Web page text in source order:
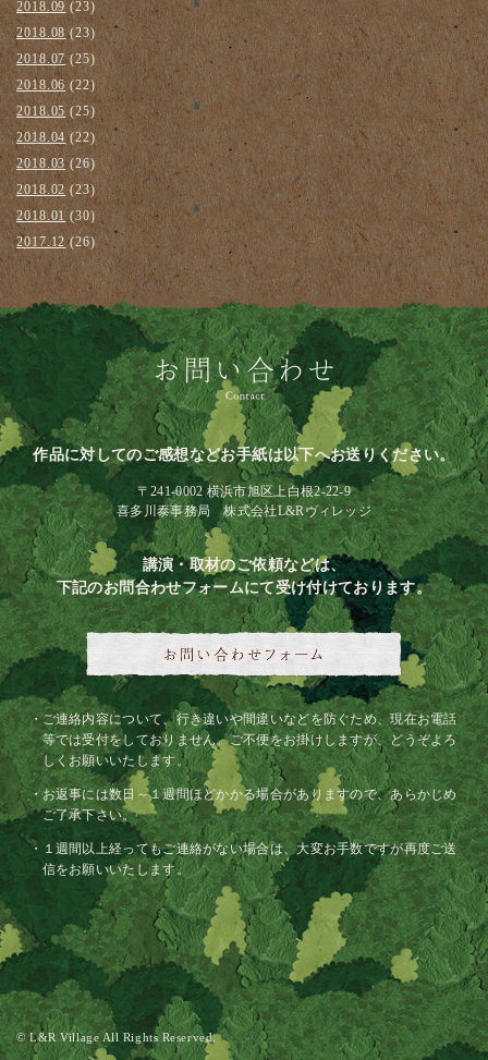
2018.09(23)
2018.08 (23)
2018.07(25)
2018.06(22)
2018.05(25)
2018.04 (22)
2018.03(26)
2018.02 (23)
2018.01 (30)
2017.12(26)
作品に対してのご感想などお手紙は以下へお送りください。
〒241-0002 横浜市旭区上白根2-22-9
喜多川泰事務局 株式会社L&Rヴィレッジ
講演・取材のご依頼などは、
下記のお問合わせフォームにて受け付けております。
ご連絡内容について、行き違いや間違いなどを防ぐため、現在お電話
等では受付をしておりません。ご不便をお掛けしますが、どうぞよろ
しくお願いいたします。
お返事には数日～１週間ほどかかる場合がありますので、あらかじめ
ご了承下さい。
１週間以上経ってもご連絡がない場合は、大変お手数ですが再度ご送
信をお願いいたします。
© L&R Village All Rights Reserved.